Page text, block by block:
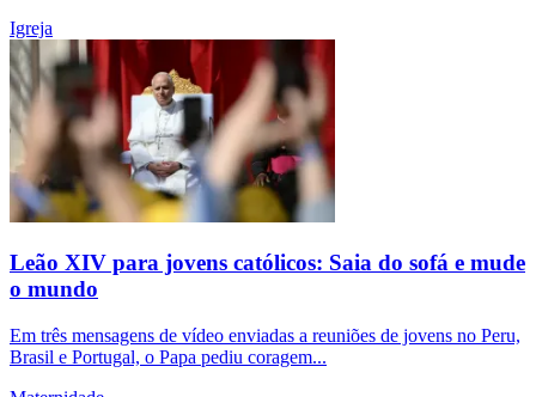
Igreja
Leão XIV para jovens católicos: Saia do sofá e mude
o mundo
Em três mensagens de vídeo enviadas a reuniões de jovens no Peru,
Brasil e Portugal, o Papa pediu coragem...